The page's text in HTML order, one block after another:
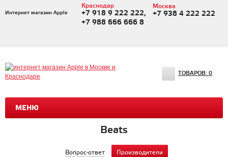
Интернет магазин Apple
Краснодар
+7 918 9 222 222,
+7 988 666 666 8
Москва
+7 938 4 222 222
МЕНЮ
ТОВАРОВ: 0
Beats
Вопрос-ответ Производители